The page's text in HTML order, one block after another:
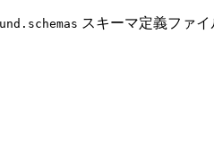
スキーマ定義ファイ